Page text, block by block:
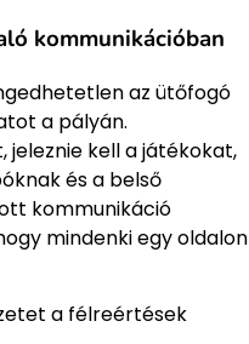
kommunikációban
az ütőfogó
a pályán.
kell a játékokat,
és a belső
kommunikáció
mindenki egy oldalon
a félreértések